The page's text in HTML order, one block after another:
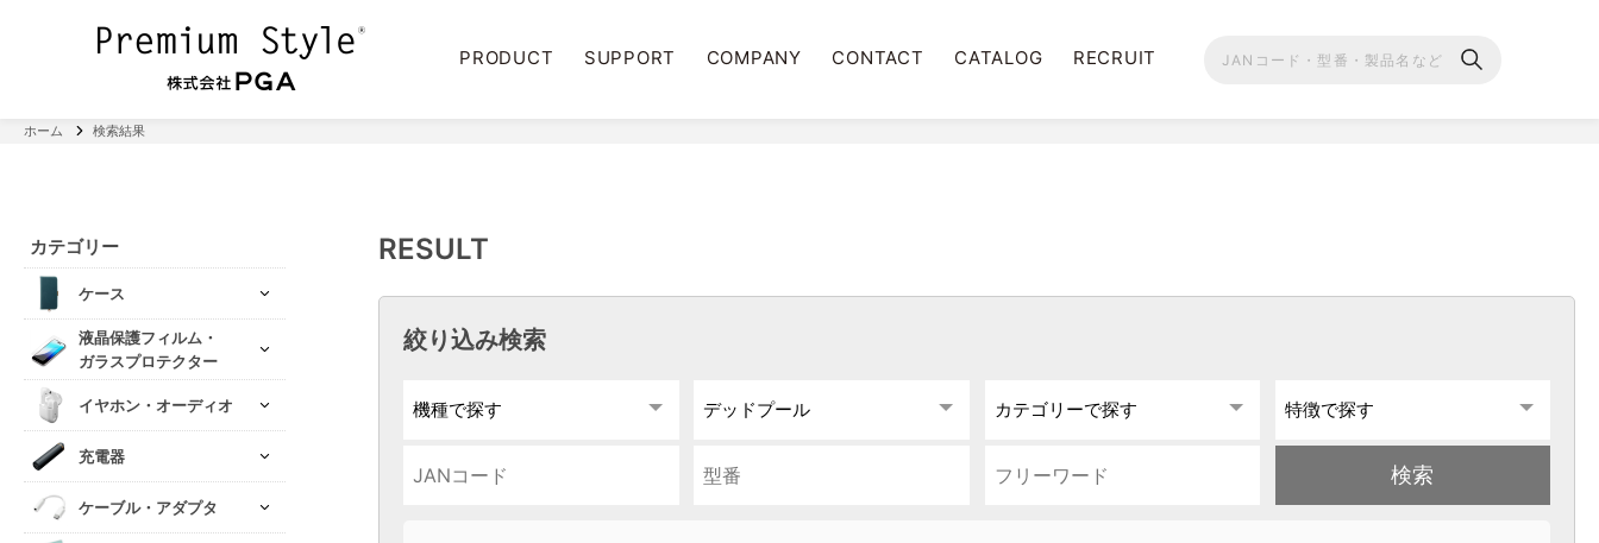
PRODUCT SUPPORT COMPANY CONTACT CATALOG RECRUIT
ホーム 検索結果
カテゴリー
ケース
液晶保護フィルム・
ガラスプロテクター
イヤホン・オーディオ
充電器
ケーブル・アダプタ
RESULT
絞り込み検索